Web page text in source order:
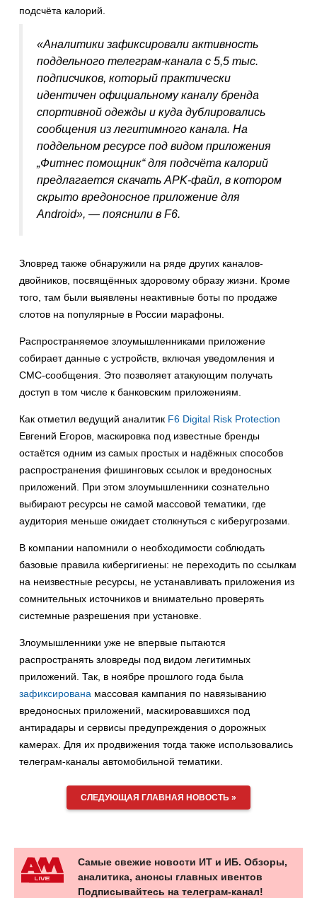
подсчёта калорий.
«Аналитики зафиксировали активность
поддельного телеграм-канала с 5,5 тыс.
подписчиков, который практически
идентичен официальному каналу бренда
спортивной одежды и куда дублировались
сообщения из легитимного канала. На
поддельном ресурсе под видом приложения
„Фитнес помощник“ для подсчёта калорий
предлагается скачать APK-файл, в котором
скрыто вредоносное приложение для
Android», — пояснили в F6.
Зловред также обнаружили на ряде других каналов-
двойников, посвящённых здоровому образу жизни. Кроме
того, там были выявлены неактивные боты по продаже
слотов на популярные в России марафоны.
Распространяемое злоумышленниками приложение
собирает данные с устройств, включая уведомления и
СМС-сообщения. Это позволяет атакующим получать
доступ в том числе к банковским приложениям.
Как отметил ведущий аналитик F6 Digital Risk Protection
Евгений Егоров, маскировка под известные бренды
остаётся одним из самых простых и надёжных способов
распространения фишинговых ссылок и вредоносных
приложений. При этом злоумышленники сознательно
выбирают ресурсы не самой массовой тематики, где
аудитория меньше ожидает столкнуться с киберугрозами.
В компании напомнили о необходимости соблюдать
базовые правила кибергигиены: не переходить по ссылкам
на неизвестные ресурсы, не устанавливать приложения из
сомнительных источников и внимательно проверять
системные разрешения при установке.
Злоумышленники уже не впервые пытаются
распространять зловреды под видом легитимных
приложений. Так, в ноябре прошлого года была
зафиксирована массовая кампания по навязыванию
вредоносных приложений, маскировавшихся под
антирадары и сервисы предупреждения о дорожных
камерах. Для их продвижения тогда также использовались
телеграм-каналы автомобильной тематики.
СЛЕДУЮЩАЯ ГЛАВНАЯ НОВОСТЬ »
Самые свежие новости ИТ и ИБ. Обзоры,
аналитика, анонсы главных ивентов
Подписывайтесь на телеграм-канал!